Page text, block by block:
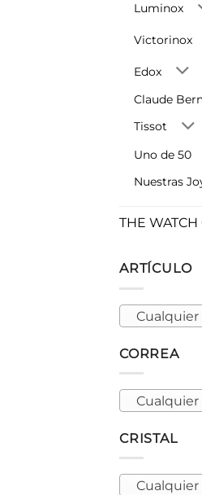
Luminox
Victorinox
Edox
Claude
Tissot
Uno de 50
Nuestras
THE WATCH
ARTÍCULO
CORREA
Cualquier
CRISTAL
Cualquier